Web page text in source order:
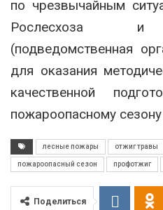
по чрезвычайным
Рослесхоза и
(подведомственная
для оказания
качественной
пожароопасному
лесные пожары отжиг травы
пожароопасный сезон профотжиг
Поделиться